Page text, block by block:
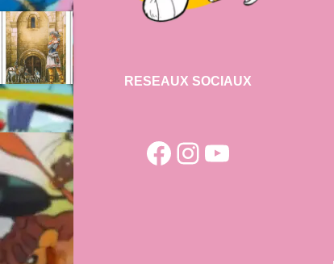
RESEAUX SOCIAUX
Facebook
Instagram
YouTube